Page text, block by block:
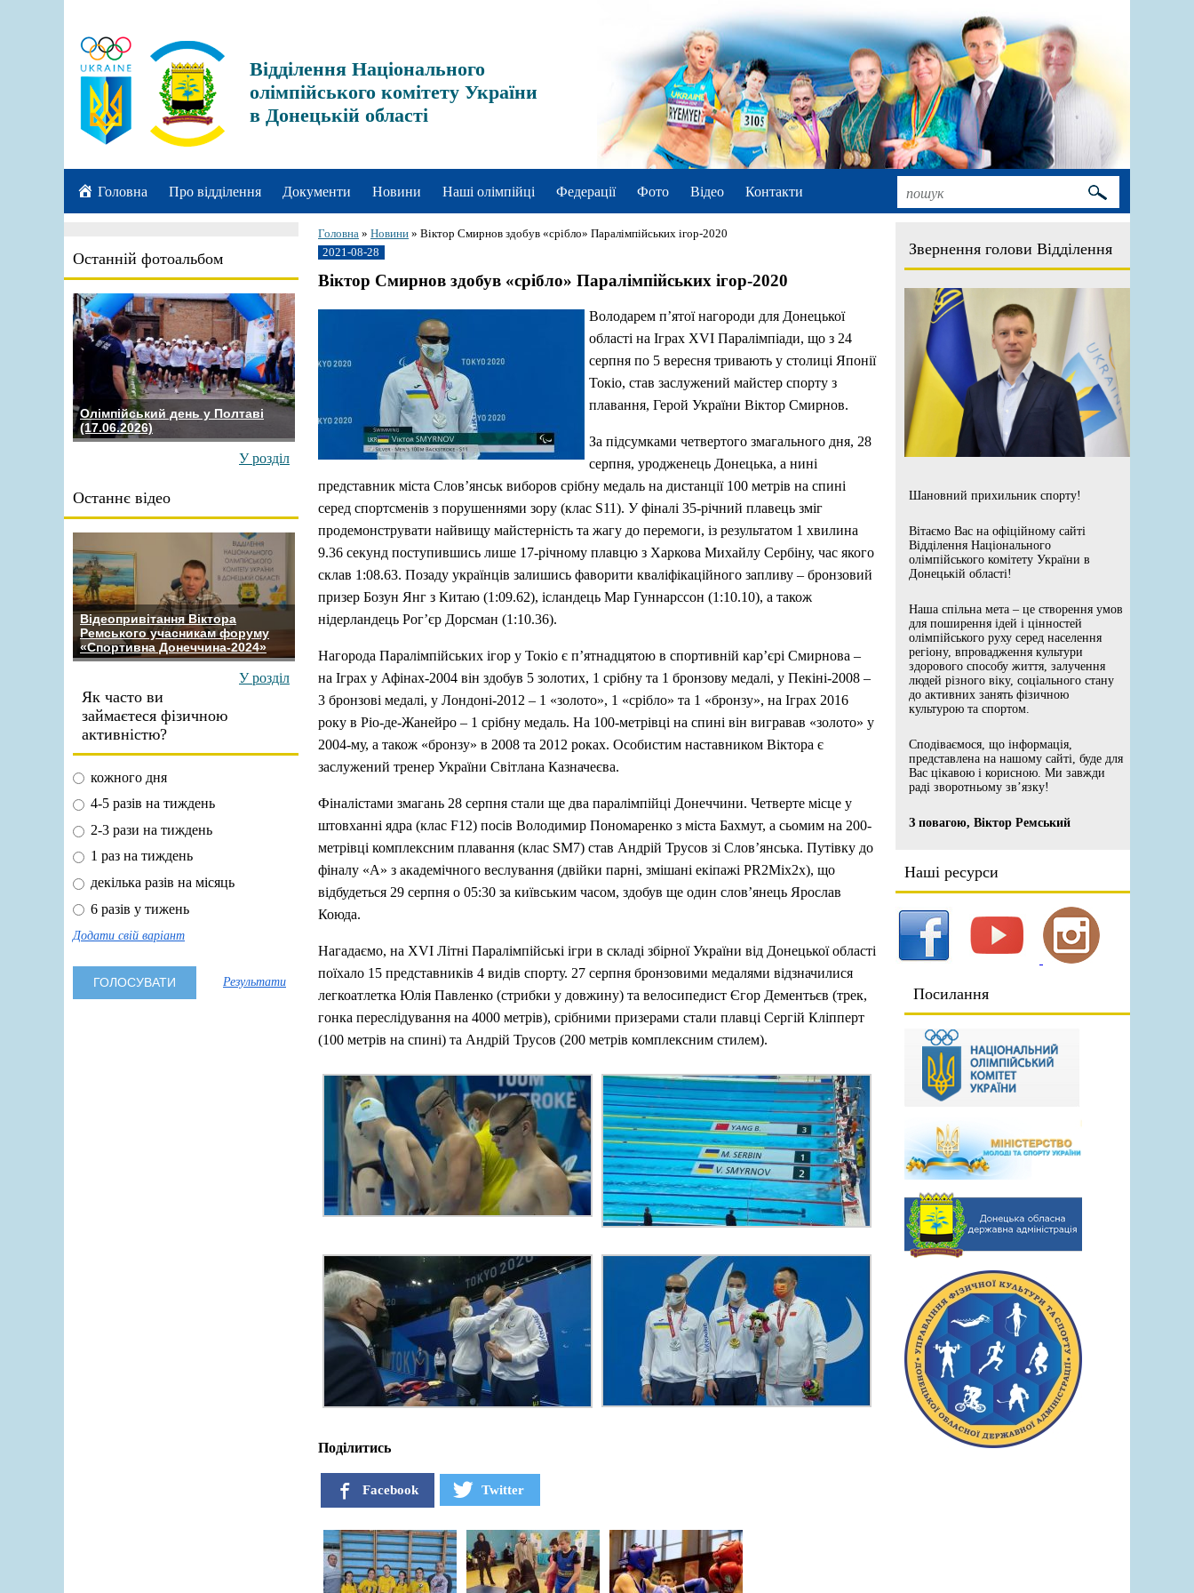
Відділення Національного
олімпійського комітету України
в Донецькій області
Головна Про відділення Документи Новини Наші олімпійці Федерації Фото Відео Контакти
Останній фотоальбом
Олімпійський день у Полтаві
(17.06.2026)
У розділ
Останнє відео
Відеопривітання Віктора
Ремського учасникам форуму
«Спортивна Донеччина-2024»
У розділ
Як часто ви
займаєтеся фізичною
активністю?
кожного дня
4-5 разів на тиждень
2-3 рази на тиждень
1 раз на тиждень
декілька разів на місяць
6 разів у тижень
Додати свій варіант
Результати
Звернення голови Відділення
Шановний прихильник спорту!
Вітаємо Вас на офіційному сайті
Відділення Національного
олімпійського комітету України в
Донецькій області!
Наша спільна мета – це створення умов
для поширення ідей і цінностей
олімпійського руху серед населення
регіону, впровадження культури
здорового способу життя, залучення
людей різного віку, соціального стану
до активних занять фізичною
культурою та спортом.
Сподіваємося, що інформація,
представлена на нашому сайті, буде для
Вас цікавою і корисною. Ми завжди
раді зворотньому зв’язку!
З повагою, Віктор Ремський
Наші ресурси
Посилання
Головна » Новини » Віктор Смирнов здобув «срібло» Паралімпійських ігор-2020
2021-08-28
Віктор Смирнов здобув «срібло» Паралімпійських ігор-2020
Володарем п’ятої нагороди для Донецької
області на Іграх XVI Паралімпіади, що з 24
серпня по 5 вересня тривають у столиці Японії
Токіо, став заслужений майстер спорту з
плавання, Герой України Віктор Смирнов.
За підсумками четвертого змагального дня, 28
серпня, уродженець Донецька, а нині
представник міста Слов’янськ виборов срібну медаль на дистанції 100 метрів на спині
серед спортсменів з порушеннями зору (клас S11). У фіналі 35-річний плавець зміг
продемонструвати найвищу майстерність та жагу до перемоги, із результатом 1 хвилина
9.36 секунд поступившись лише 17-річному плавцю з Харкова Михайлу Сербіну, час якого
склав 1:08.63. Позаду українців залишись фаворити кваліфікаційного запливу – бронзовий
призер Бозун Янг з Китаю (1:09.62), ісландець Мар Гуннарссон (1:10.10), а також
нідерландець Рог’єр Дорсман (1:10.36).
Нагорода Паралімпійських ігор у Токіо є п’ятнадцятою в спортивній кар’єрі Смирнова –
на Іграх у Афінах-2004 він здобув 5 золотих, 1 срібну та 1 бронзову медалі, у Пекіні-2008 –
3 бронзові медалі, у Лондоні-2012 – 1 «золото», 1 «срібло» та 1 «бронзу», на Іграх 2016
року в Ріо-де-Жанейро – 1 срібну медаль. На 100-метрівці на спині він вигравав «золото» у
2004-му, а також «бронзу» в 2008 та 2012 роках. Особистим наставником Віктора є
заслужений тренер України Світлана Казначеєва.
Фіналістами змагань 28 серпня стали ще два паралімпійці Донеччини. Четверте місце у
штовханні ядра (клас F12) посів Володимир Пономаренко з міста Бахмут, а сьомим на 200-
метрівці комплексним плавання (клас SM7) став Андрій Трусов зі Слов’янська. Путівку до
фіналу «A» з академічного веслування (двійки парні, змішані екіпажі PR2Mix2x), що
відбудеться 29 серпня о 05:30 за київським часом, здобув ще один слов’янець Ярослав
Коюда.
Нагадаємо, на XVI Літні Паралімпійські ігри в складі збірної України від Донецької області
поїхало 15 представників 4 видів спорту. 27 серпня бронзовими медалями відзначилися
легкоатлетка Юлія Павленко (стрибки у довжину) та велосипедист Єгор Дементьєв (трек,
гонка переслідування на 4000 метрів), срібними призерами стали плавці Сергій Кліпперт
(100 метрів на спині) та Андрій Трусов (200 метрів комплексним стилем).
Поділитись
Facebook Twitter